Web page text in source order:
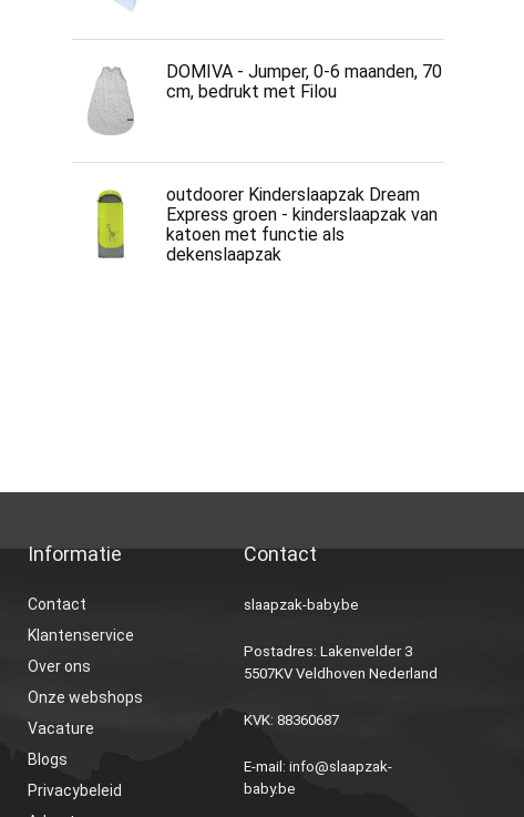
DOMIVA - Jumper, 0-6 maanden, 70
cm, bedrukt met Filou
outdoorer Kinderslaapzak Dream
Express groen - kinderslaapzak van
katoen met functie als
dekenslaapzak
Informatie
Contact
Klantenservice
Over ons
Onze webshops
Vacature
Blogs
Privacybeleid
Contact
slaapzak-baby.be
Postadres: Lakenvelder 3
5507KV Veldhoven Nederland
KVK: 88360687
E-mail:info@slaapzak-
baby.be